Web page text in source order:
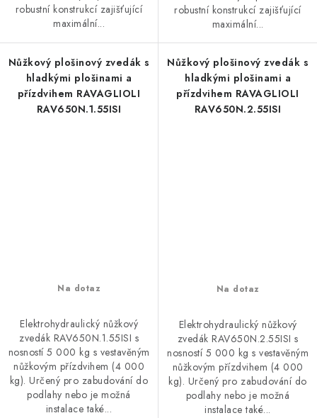
robustní konstrukcí zajišťující
maximální...
robustní konstrukcí zajišťující
maximální...
Nůžkový plošinový zvedák s
hladkými plošinami a
přízdvihem RAVAGLIOLI
RAV650N.1.55ISI
Na dotaz
Elektrohydraulický nůžkový
zvedák RAV650N.1.55ISI s
nosností 5 000 kg s vestavěným
nůžkovým přízdvihem (4 000
kg). Určený pro zabudování do
podlahy nebo je možná
instalace také...
Nůžkový plošinový zvedák s
hladkými plošinami a
přízdvihem RAVAGLIOLI
RAV650N.2.55ISI
Na dotaz
Elektrohydraulický nůžkový
zvedák RAV650N.2.55ISI s
nosností 5 000 kg s vestavěným
nůžkovým přízdvihem (4 000
kg). Určený pro zabudování do
podlahy nebo je možná
instalace také...